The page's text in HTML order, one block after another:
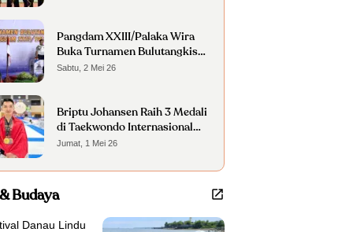
Pangdam XXIII/Palaka Wira
Buka Turnamen Bulutangkis
Piala Pangdam 2026
Sabtu, 2 Mei 26
Briptu Johansen Raih 3 Medali
di Taekwondo Internasional
Osaka 2026
Jumat, 1 Mei 26
Budaya